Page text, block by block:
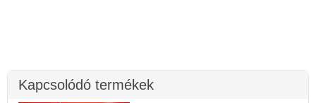
Kapcsolódó termékek